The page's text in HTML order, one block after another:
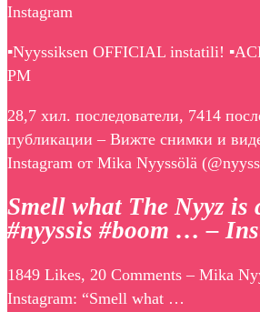
Instagram
▪️Nyyssiksen OFFICIAL instatili!
PM
28,7 хил. последователи, 7414
публикации – Вижте снимки и
Instagram от Mika Nyyssölä
Smell what The Nyyz
#nyyssis #boom … –
1849 Likes, 20 Comments – Mika
Instagram: “Smell what …